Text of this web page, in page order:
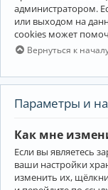
администратором.
или выходом на
cookies может
Вернуться к
Параметры и
Как мне
Если вы являетесь
ваши настройки
изменить их,